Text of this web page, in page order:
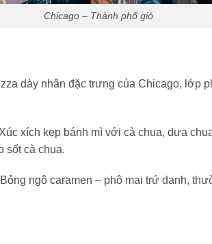
Chicago – Thành phố gió
dày nhân đặc trưng của Chicago, lớp
xích kẹp bánh mì với cà chua, dưa
sốt cà chua.
ngô caramen – phô mai trứ danh,